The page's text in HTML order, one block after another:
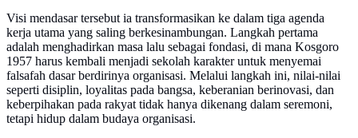
Visi mendasar tersebut ia transformasikan ke dalam tiga agenda
kerja utama yang saling berkesinambungan. Langkah pertama
adalah menghadirkan masa lalu sebagai fondasi, di mana Kosgoro
1957 harus kembali menjadi sekolah karakter untuk menyemai
falsafah dasar berdirinya organisasi. Melalui langkah ini, nilai-nilai
seperti disiplin, loyalitas pada bangsa, keberanian berinovasi, dan
keberpihakan pada rakyat tidak hanya dikenang dalam seremoni,
tetapi hidup dalam budaya organisasi.